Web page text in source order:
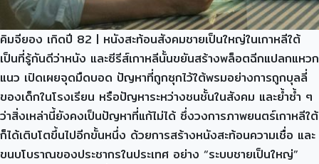
คิมจียอง เกิดปี 82 | หนังสะท้อนสังคมชายเป็นใหญ่ในเกาหลีใต้
เป็นที่รู้กันดีว่าหนัง และซีรีส์เกาหลีนั้นขยันสร้างพล็อตฉีกแปลกแหวก
แนว เปิดเผยจุดมืดบอด ปัญหาที่ถูกซุกไว้ใต้พรมอย่างการถูกบุลลี่
ของเด็กในโรงเรียน หรือปัญหาระหว่างชนชั้นในสังคม และย้ำซ้ำ ๆ
ว่าสิ่งเหล่านี้ยังคงเป็นปัญหาที่แก้ไม่ได้ ซึ่งวงการภาพยนตร์เกาหลีใต้
ก็ได้เติบโตขึ้นไปอีกขั้นหนึ่ง ด้วยการสร้างหนังสะท้อนความเชื่อ และ
ขนบโบราณของประชากรในประเทศ อย่าง “ระบบชายเป็นใหญ่”